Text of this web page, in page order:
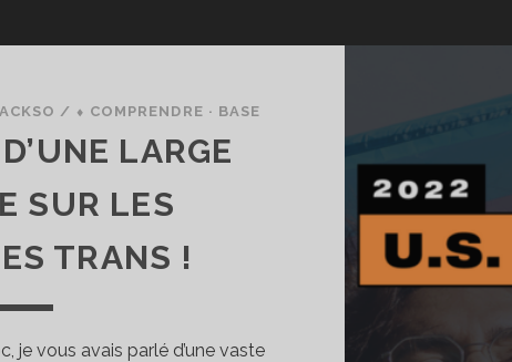
/ ⬧ COMPRENDRE · BASE
LARGE
SUR LES
TRANS !
je vous avais parlé d’une vaste